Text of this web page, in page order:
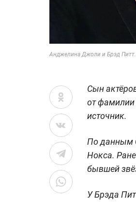
Анджелина Джоли и Брэд
Сын
от фамилии
источник.
По данным
Нокса.
бывшей
У Брэда